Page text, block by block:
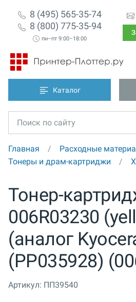
8 (495) 565-35-74
8 (800) 775-35-94
пн–пт 9:00–18:00
Каталог
Главная
Расходные
Тонеры и драм-картриджи
Тонер-
006R03230
(аналог
(PP035928)
Артикул: ПП39540